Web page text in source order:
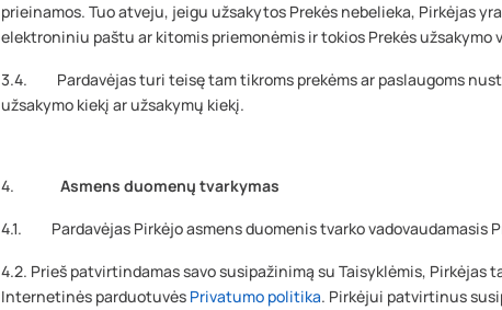
prieinamos. Tuo atveju, jeigu užsakytos Prekės nebelieka, Pirkėjas
elektroniniu paštu ar kitomis priemonėmis ir tokios Prekės užsakymo
3.4. Pardavėjas turi teisę tam tikroms prekėms ar paslaugoms
užsakymo kiekį ar užsakymų kiekį.
4. Asmens duomenų tvarkymas
4.1. Pardavėjas Pirkėjo asmens duomenis tvarko vadovaudamasis
4.2. Prieš patvirtindamas savo susipažinimą su Taisyklėmis, Pirkėjas
Internetinės parduotuvės Privatumo politika. Pirkėjui patvirtinus